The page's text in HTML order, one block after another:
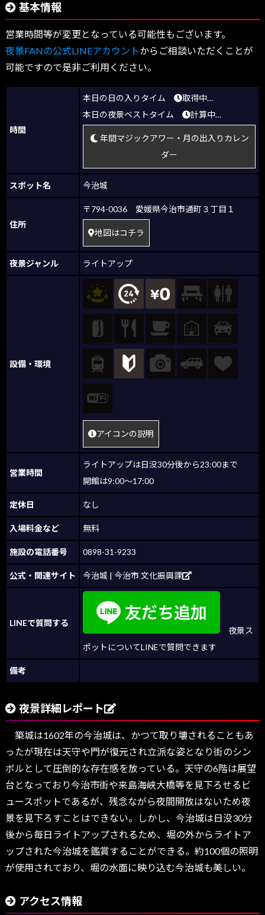
基本情報
営業時間等が変更となっている可能性もございます。
夜景FANの公式LINEアカウントからご相談いただくことが
可能ですので是非ご利用ください。
時間
本日の日の入りタイム
取得中…
本日の夜景ベストタイム
計算中…
年間マジックアワー・月の出入りカレン
ダー
スポット名 今治城
住所
〒794-0036 愛媛県今治市通町３丁目１
地図はコチラ
夜景ジャンル ライトアップ
設備・環境
アイコンの説明
営業時間
ライトアップは日没30分後から23:00まで
開館は9:00～17:00
定休日 なし
入場料金など 無料
施設の電話番号 0898-31-9233
公式・関連サイト 今治城 | 今治市 文化振興課
LINEで質問する
夜景ス
ポットについてLINEで質問できます
備考
夜景詳細レポート
築城は1602年の今治城は、かつて取り壊されることもあ
ったが現在は天守や門が復元され立派な姿となり街のシン
ボルとして圧倒的な存在感を放っている。天守の6階は展望
台となっており今治市街や来島海峡大橋等を見下ろせるビ
ュースポットであるが、残念ながら夜間開放はないため夜
景を見下ろすことはできない。しかし、今治城は日没30分
後から毎日ライトアップされるため、堀の外からライトア
ップされた今治城を鑑賞することができる。約100個の照明
が使用されており、堀の水面に映り込む今治城も美しい。
アクセス情報